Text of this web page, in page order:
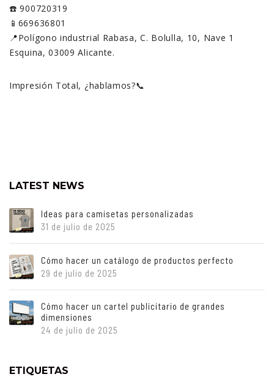
☎️ 900720319
📱669636801
📍Polígono industrial Rabasa, C. Bolulla, 10, Nave 1
Esquina, 03009 Alicante.
Impresión Total, ¿hablamos?📞
LATEST NEWS
Ideas para camisetas personalizadas
31 de julio de 2025
Cómo hacer un catálogo de productos perfecto
29 de julio de 2025
Cómo hacer un cartel publicitario de grandes
dimensiones
24 de julio de 2025
ETIQUETAS